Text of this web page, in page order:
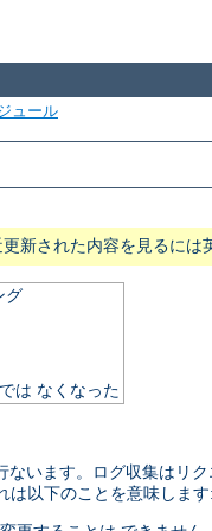
ュール
新された内容を見るには
グ
は なくなった
います。ログ収集はリ
は以下のことを意味します: